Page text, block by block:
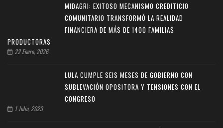
MIDAGRI: EXITOSO MECANISMO CREDITICIO
COMUNITARIO TRANSFORMÓ LA REALIDAD
FINANCIERA DE MÁS DE 1400 FAMILIAS
PRODUCTORAS
22 Enero, 2026
LULA CUMPLE SEIS MESES DE GOBIERNO CON
SUBLEVACIÓN OPOSITORA Y TENSIONES CON EL
CONGRESO
1 Julio, 2023